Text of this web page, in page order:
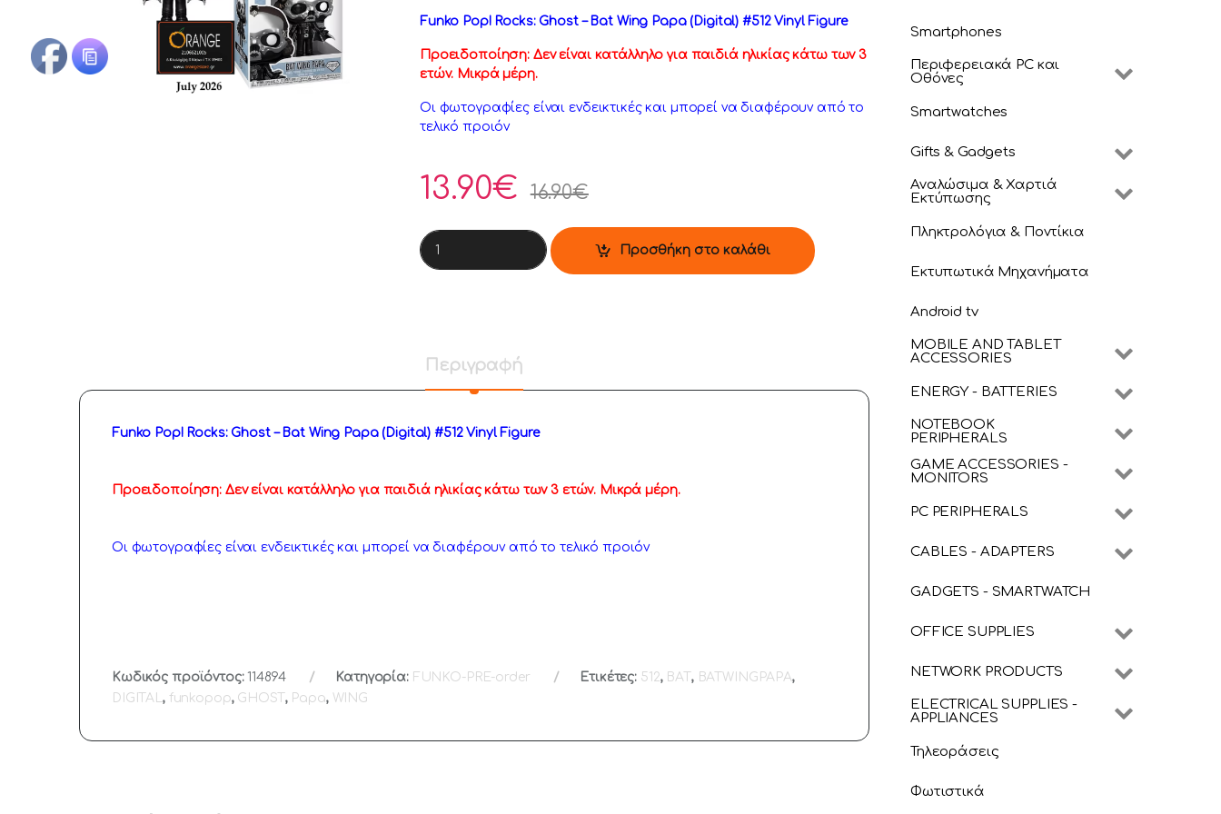
Funko Pop! Rocks: Ghost – Bat Wing Papa (Digital) #512 Vinyl Figure
Προειδοποίηση: Δεν είναι κατάλληλο για παιδιά ηλικίας κάτω των 3
ετών. Μικρά μέρη.
Οι φωτογραφίες είναι ενδεικτικές και μπορεί να διαφέρουν από το
τελικό προιόν
13.90€ 16.90€
Funko Pop! Rocks: Ghost - Bat Wing Papa (Digital) #512 Vinyl Figure ( Προπαραγγελία ) quantity
Προσθήκη στο καλάθι
Περιγραφή
Funko Pop! Rocks: Ghost – Bat Wing Papa (Digital) #512 Vinyl Figure
Προειδοποίηση: Δεν είναι κατάλληλο για παιδιά ηλικίας κάτω των 3 ετών. Μικρά μέρη.
Οι φωτογραφίες είναι ενδεικτικές και μπορεί να διαφέρουν από το τελικό προιόν
Κωδικός προϊόντος:114894 Κατηγορία: FUNKO-PRE-order Ετικέτες: 512, BAT , BATWINGPAPA,
DIGITAL, funkopop, GHOST , Papa, WING
Smartphones
Περιφερειακά PC και
Οθόνες
Smartwatches
Gifts & Gadgets
Αναλώσιμα & Χαρτιά
Εκτύπωσης
Πληκτρολόγια & Ποντίκια
Εκτυπωτικά Μηχανήματα
Android tv
MOBILE AND TABLET
ACCESSORIES
ENERGY - BATTERIES
NOTEBOOK
PERIPHERALS
GAME ACCESSORIES -
MONITORS
PC PERIPHERALS
CABLES - ADAPTERS
GADGETS - SMARTWATCH
OFFICE SUPPLIES
NETWORK PRODUCTS
ELECTRICAL SUPPLIES -
APPLIANCES
Τηλεοράσεις
Φωτιστικά